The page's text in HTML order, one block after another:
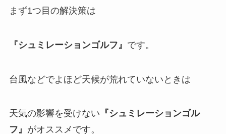
まず1つ目の解決策は
『シュミレーションゴルフ』 です。
台風などでよほど天候が荒れていないときは
天気の影響を受けない 『シュミレーションゴル
フ』 がオススメです。